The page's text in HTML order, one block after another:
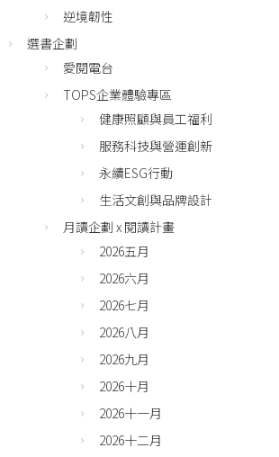
逆境韌性
選書企劃
愛閱電台
TOPS企業體驗專區
健康照顧與員工福利
服務科技與營運創新
永續ESG行動
生活文創與品牌設計
月讀企劃 x 閱讀計畫
2026五月
2026六月
2026七月
2026八月
2026九月
2026十月
2026十一月
2026十二月